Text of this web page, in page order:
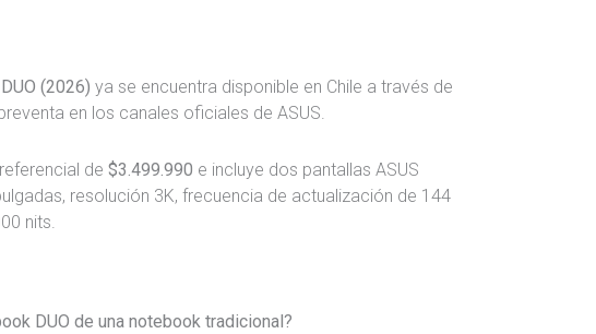
(2026) ya se encuentra disponible en Chile a través de
en los canales oficiales de ASUS.
de $3.499.990 e incluye dos pantallas ASUS
resolución 3K, frecuencia de actualización de 144
nits.
DUO de una notebook tradicional?